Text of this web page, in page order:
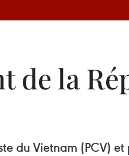
de la
du Vietnam (PCV)